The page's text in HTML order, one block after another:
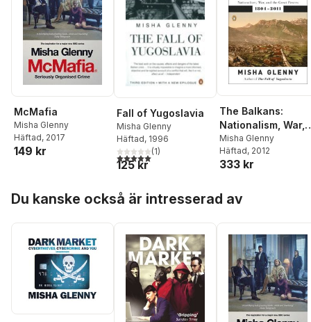
McMafia
Misha Glenny
Häftad, 2017
149 kr
Fall of Yugoslavia
Misha Glenny
Häftad, 1996
5,0utav 5 stjärnor. Totalt antal röster:
(1)
125 kr
The Balkans:
Nationalism, War,
and the Great
Powers, 1804-
Misha Glenny
Häftad, 2012
333 kr
Du kanske också är intresserad av